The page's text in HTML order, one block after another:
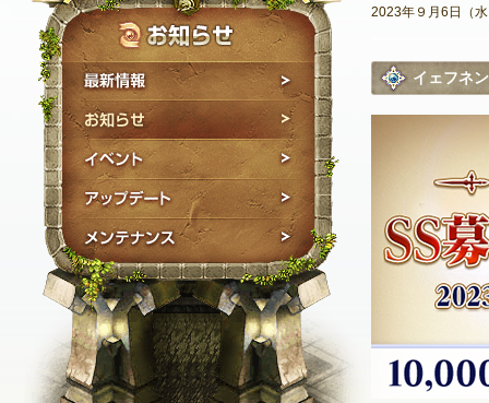
最新情報
お知らせ
アップデート
メンテナンス
2023年９月6日（
イェフネ